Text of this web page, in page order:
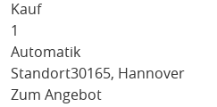
Kauf
1
Automatik
Standort30165, Hannover
Zum Angebot